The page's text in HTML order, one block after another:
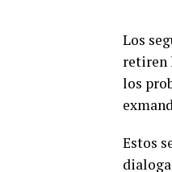
Los
retiren
los
Estos